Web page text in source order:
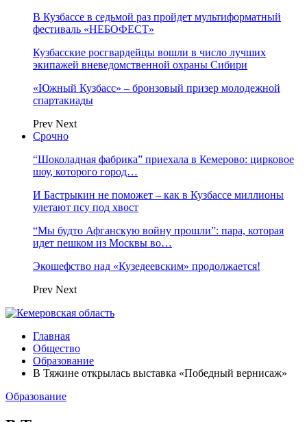
В Кузбассе в седьмой раз пройдет мультиформатный
фестиваль «НЕБОФЕСТ»
Кузбасские росгвардейцы вошли в число лучших
экипажей вневедомственной охраны Сибири
«Южный Кузбасс» – бронзовый призер молодежной
спартакиады
Prev Next
Срочно
“Шоколадная фабрика” приехала в Кемерово: цирковое
шоу, которого город…
И Бастрыкин не поможет – как в Кузбассе миллионы
улетают псу под хвост
“Мы будто Афганскую войну прошли”: пара, которая
идет пешком из Москвы во…
Экошефство над «Кузедеевским» продолжается!
Prev Next
Главная
Общество
Образование
В Тяжине открылась выставка «Победный вернисаж»
Образование